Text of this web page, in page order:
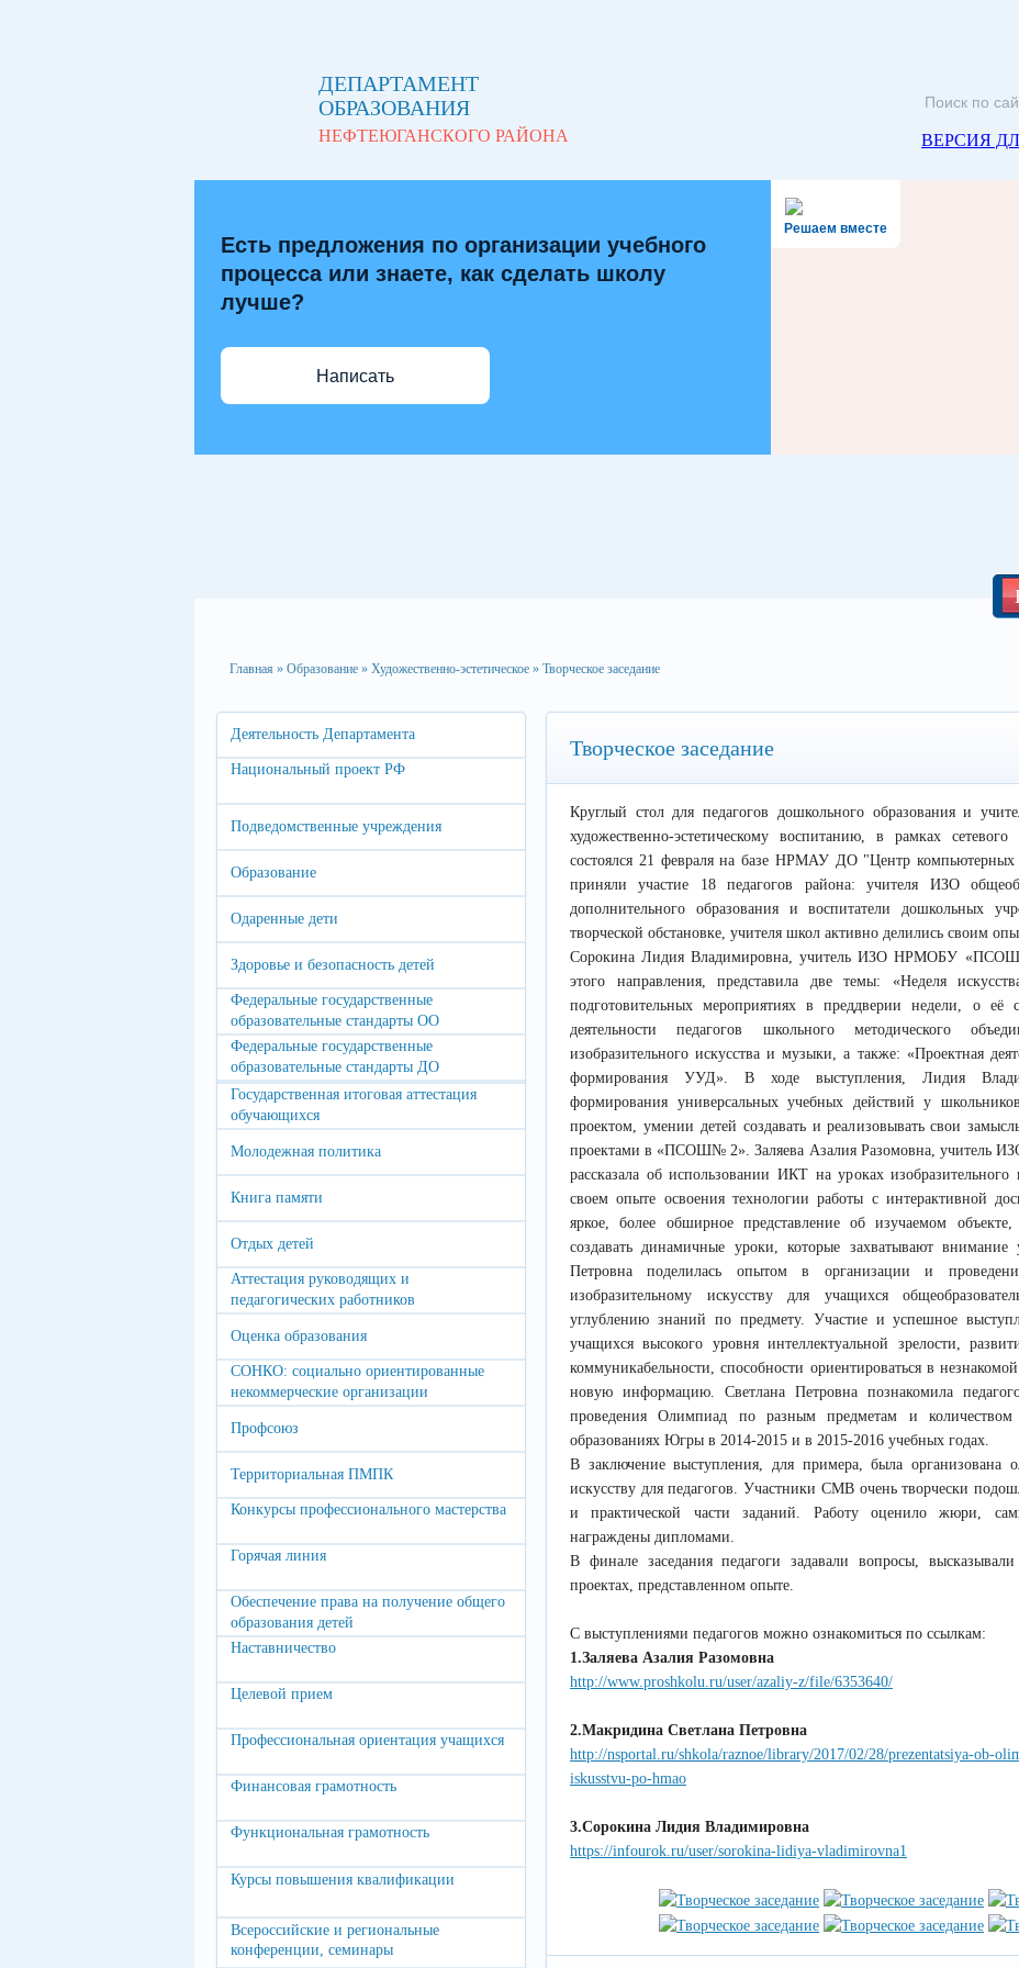
ДЕПАРТАМЕНТ
ОБРАЗОВАНИЯ
НЕФТЕЮГАНСКОГО РАЙОНА ВЕРСИЯ
Решаем вместе
Есть предложения по организации учебного
процесса или знаете, как сделать школу
лучше?
Написать
Деятельность Департамента
Национальный проект РФ
Подведомственные учреждения
Образование
Одаренные дети
Здоровье и безопасность детей
Федеральные государственные
образовательные стандарты ОО
Федеральные государственные
образовательные стандарты ДО
Государственная итоговая аттестация
обучающихся
Молодежная политика
Книга памяти
Отдых детей
Аттестация руководящих и
педагогических работников
Оценка образования
СОНКО: социально ориентированные
некоммерческие организации
Профсоюз
Территориальная ПМПК
Конкурсы профессионального мастерства
Горячая линия
Обеспечение права на получение общего
образования детей
Наставничество
Целевой прием
Профессиональная ориентация учащихся
Финансовая грамотность
Функциональная грамотность
Курсы повышения квалификации
Всероссийские и региональные
конференции, семинары
Главная » Образование » Художественно-эстетическое » Творческое заседание
Творческое заседание
Круглый стол для педагогов дошкольного образования и
художественно-эстетическому воспитанию, в рамках сетевого
состоялся 21 февраля на базе НРМАУ ДО "Центр
приняли участие 18 педагогов района: учителя ИЗО
дополнительного образования и воспитатели дошкольных
творческой обстановке, учителя школ активно делились своим
Сорокина Лидия Владимировна, учитель ИЗО НРМОБУ «ПСОШ
этого направления, представила две темы: «Неделя
подготовительных мероприятиях в преддверии недели, о её
деятельности педагогов школьного методического
изобразительного искусства и музыки, а также: «Проектная
формирования УУД». В ходе выступления, Лидия
формирования универсальных учебных действий у
проектом, умении детей создавать и реализовывать свои
проектами в «ПСОШ№ 2». Заляева Азалия Разомовна, учитель
рассказала об использовании ИКТ на уроках изобразительного
своем опыте освоения технологии работы с интерактивной
яркое, более обширное представление об изучаемом
создавать динамичные уроки, которые захватывают
Петровна поделилась опытом в организации и
изобразительному искусству для учащихся
углублению знаний по предмету. Участие и успешное
учащихся высокого уровня интеллектуальной зрелости,
коммуникабельности, способности ориентироваться в
новую информацию. Светлана Петровна познакомила
проведения Олимпиад по разным предметам и
образованиях Югры в 2014-2015 и в 2015-2016 учебных годах.
В заключение выступления, для примера, была организована
искусству для педагогов. Участники СМВ очень творчески
и практической части заданий. Работу оценило жюри,
награждены дипломами.
В финале заседания педагоги задавали вопросы,
проектах, представленном опыте.
С выступлениями педагогов можно ознакомиться по ссылкам:
1.Заляева Азалия Разомовна
http://www.proshkolu.ru/user/azaliy-z/file/6353640/
2.Макридина Светлана Петровна
http://nsportal.ru/shkola/raznoe/library/2017/02/28/prezentatsiya-ob-
iskusstvu-po-hmao
3.Сорокина Лидия Владимировна
https://infourok.ru/user/sorokina-lidiya-vladimirovna1